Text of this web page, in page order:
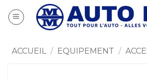
au
ACCUEIL / EQUIPEMENT /